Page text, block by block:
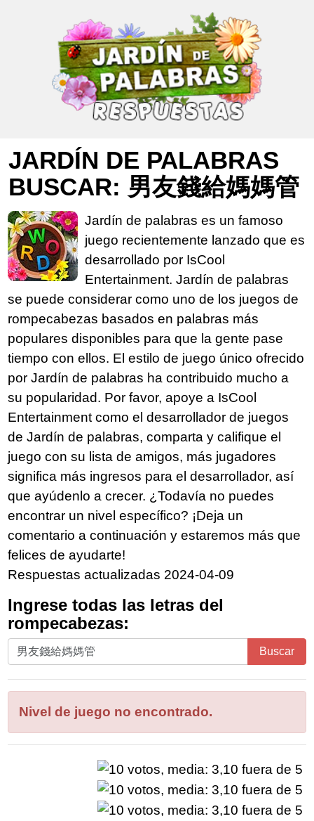
JARDÍN DE PALABRAS
BUSCAR: 男友錢給媽媽管
Jardín de palabras es un famoso
juego recientemente lanzado que es
desarrollado por IsCool
Entertainment. Jardín de palabras
se puede considerar como uno de los juegos de
rompecabezas basados en palabras más
populares disponibles para que la gente pase
tiempo con ellos. El estilo de juego único ofrecido
por Jardín de palabras ha contribuido mucho a
su popularidad. Por favor, apoye a IsCool
Entertainment como el desarrollador de juegos
de Jardín de palabras, comparta y califique el
juego con su lista de amigos, más jugadores
significa más ingresos para el desarrollador, así
que ayúdenlo a crecer. ¿Todavía no puedes
encontrar un nivel específico? ¡Deja un
comentario a continuación y estaremos más que
felices de ayudarte!
Respuestas actualizadas 2024-04-09
Ingrese todas las letras del
rompecabezas:
Ingrese
todas
letras
rompecabezas:
Buscar
Nivel de juego no encontrado.